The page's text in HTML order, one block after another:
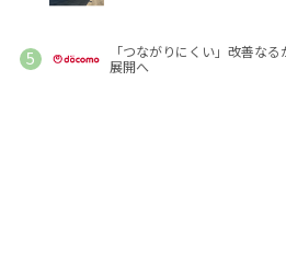
「つながりにくい」改善な
展開へ